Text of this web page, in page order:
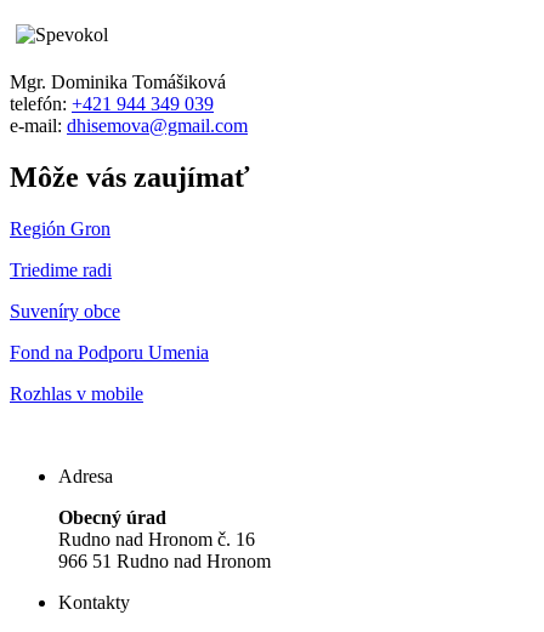
Mgr. Dominika Tomášiková
telefón: +421 944 349 039
e-mail: dhisemova@gmail.com
Môže vás zaujímať
Región Gron
Triedime radi
Suveníry obce
Fond na Podporu Umenia
Rozhlas v mobile
Adresa
Obecný úrad
Rudno nad Hronom č. 16
966 51 Rudno nad Hronom
Kontakty